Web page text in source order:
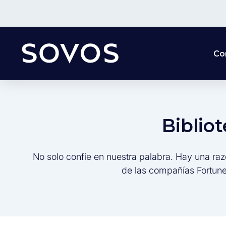
No solo confíe en nuestra palabra. Hay una
de las compañías